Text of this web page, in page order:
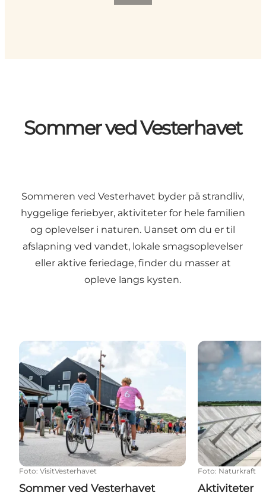
Sommer ved Vesterhavet
Sommeren ved Vesterhavet byder på strandliv,
hyggelige feriebyer, aktiviteter for hele familien
og oplevelser i naturen. Uanset om du er til
afslapning ved vandet, lokale smagsoplevelser
eller aktive feriedage, finder du masser at
opleve langs kysten.
Sommer ved Vesterhavet
Foto: VisitVesterhavet
Sommer ved Vesterhavet
Aktiviteter
Foto: Naturkraft
Aktiviteter